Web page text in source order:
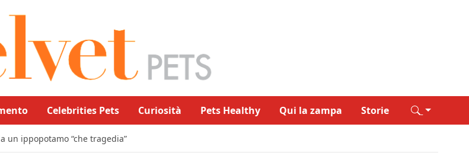
Celebrities Pets Curiosità Pets Healthy Qui la zampa Storie
un ippopotamo “che tragedia”